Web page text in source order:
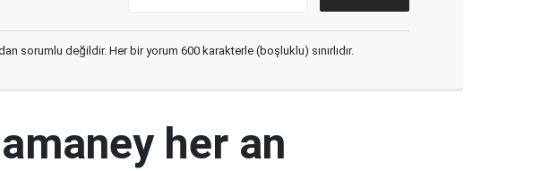
sorumlu değildir. Her bir yorum 600 karakterle (boşluklu) sınırlıdır.
her an